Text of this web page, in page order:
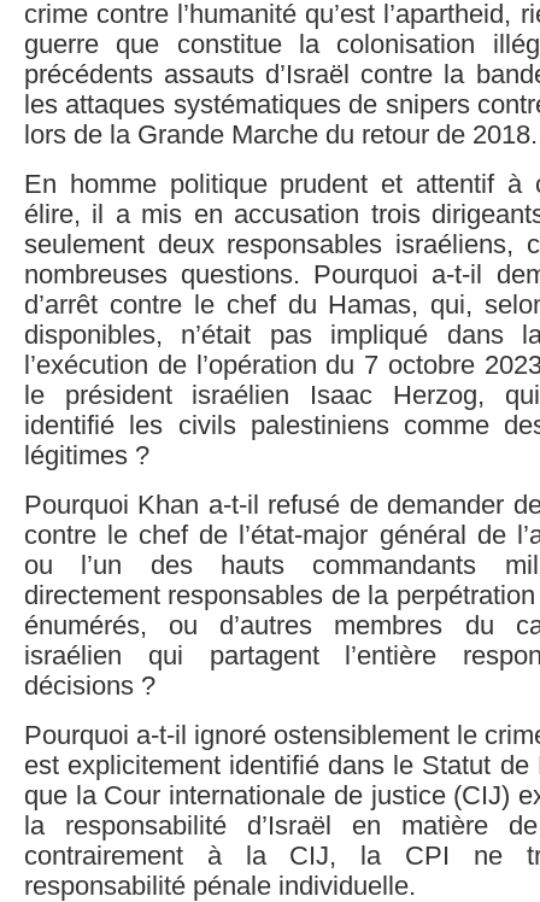
crime contre l’humanité qu’est l’apartheid,
guerre que constitue la colonisation
précédents assauts d’Israël contre la
les attaques systématiques de snipers
lors de la Grande Marche du retour de 2018.
En homme politique prudent et attentif à
élire, il a mis en accusation trois
seulement deux responsables israéliens,
nombreuses questions. Pourquoi a-t-il
d’arrêt contre le chef du Hamas, qui,
disponibles, n’était pas impliqué dans
l’exécution de l’opération du 7 octobre
le président israélien Isaac Herzog,
identifié les civils palestiniens comme
légitimes ?
Pourquoi Khan a-t-il refusé de demander
contre le chef de l’état-major général de
ou l’un des hauts commandants
directement responsables de la
énumérés, ou d’autres membres du
israélien qui partagent l’entière
décisions ?
Pourquoi a-t-il ignoré ostensiblement le
est explicitement identifié dans le Statut
que la Cour internationale de justice (CIJ)
la responsabilité d’Israël en matière
contrairement à la CIJ, la CPI ne
responsabilité pénale individuelle.